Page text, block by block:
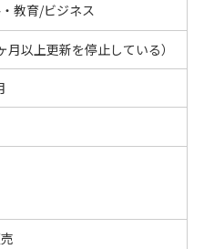
教育/ビジネス
月以上更新を停止している）